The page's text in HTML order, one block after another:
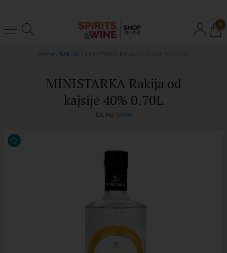
0
Home / RAKIJA /
MINISTARKA Rakija od
kajsije 40% 0.70L
Cat No: S0698